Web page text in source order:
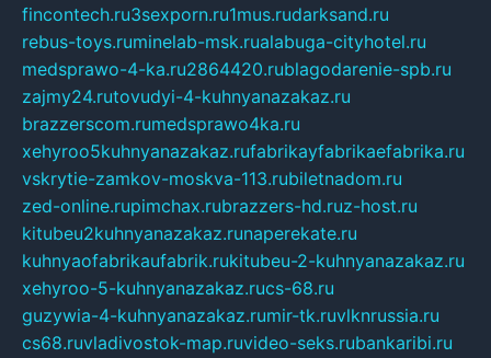
fincontech.ru3sexporn.ru1mus.rudarksand.ru
rebus-toys.ruminelab-msk.rualabuga-cityhotel.ru
medsprawo-4-ka.ru2864420.rublagodarenie-spb.ru
zajmy24.rutovudyi-4-kuhnyanazakaz.ru
brazzerscom.rumedsprawo4ka.ru
xehyroo5kuhnyanazakaz.rufabrikayfabrikaefabrika.ru
vskrytie-zamkov-moskva-113.rubiletnadom.ru
zed-online.rupimchax.rubrazzers-hd.ruz-host.ru
kitubeu2kuhnyanazakaz.runaperekate.ru
kuhnyaofabrikaufabrik.rukitubeu-2-kuhnyanazakaz.ru
xehyroo-5-kuhnyanazakaz.rucs-68.ru
guzywia-4-kuhnyanazakaz.rumir-tk.ruvlknrussia.ru
cs68.ruvladivostok-map.ruvideo-seks.rubankaribi.ru